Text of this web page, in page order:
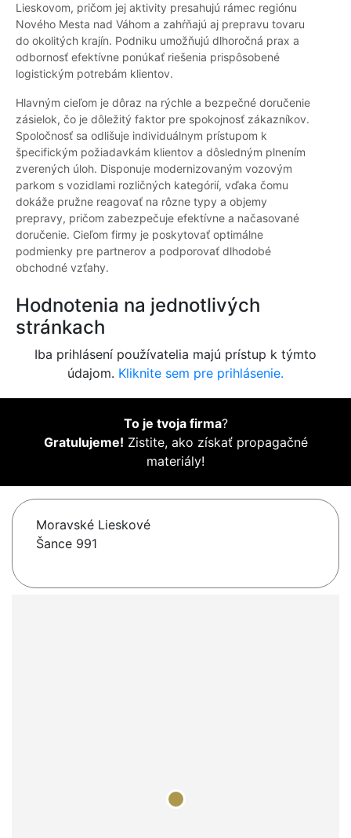
Lieskovom, pričom jej aktivity presahujú rámec regiónu
Nového Mesta nad Váhom a zahŕňajú aj prepravu tovaru
do okolitých krajín. Podniku umožňujú dlhoročná prax a
odbornosť efektívne ponúkať riešenia prispôsobené
logistickým potrebám klientov.
Hlavným cieľom je dôraz na rýchle a bezpečné doručenie
zásielok, čo je dôležitý faktor pre spokojnosť zákazníkov.
Spoločnosť sa odlišuje individuálnym prístupom k
špecifickým požiadavkám klientov a dôsledným plnením
zverených úloh. Disponuje modernizovaným vozovým
parkom s vozidlami rozličných kategórií, vďaka čomu
dokáže pružne reagovať na rôzne typy a objemy
prepravy, pričom zabezpečuje efektívne a načasované
doručenie. Cieľom firmy je poskytovať optimálne
podmienky pre partnerov a podporovať dlhodobé
obchodné vzťahy.
Hodnotenia na jednotlivých
stránkach
Iba prihlásení používatelia majú prístup k týmto
údajom. Kliknite sem pre prihlásenie.
To je tvoja firma?
Gratulujeme! Zistite, ako získať propagačné
materiály!
Moravské Lieskové
Šance 991